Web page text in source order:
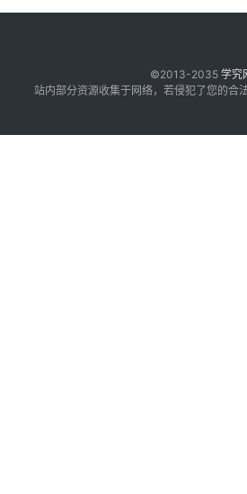
©2013-2035 学究
站内部分资源收集于网络，若侵犯了您的合